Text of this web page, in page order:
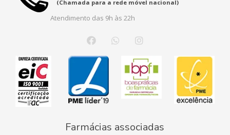
(Chamada para a rede móvel nacional)
Atendimento das 9h às 22h
Farmácias associadas